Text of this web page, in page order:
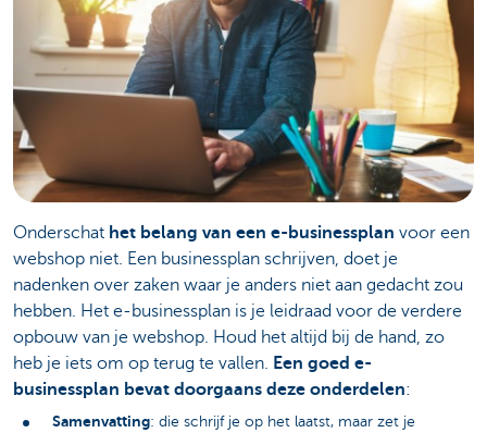
Onderschat het belang van een e-businessplan voor een
webshop niet. Een businessplan schrijven, doet je
nadenken over zaken waar je anders niet aan gedacht zou
hebben. Het e-businessplan is je leidraad voor de verdere
opbouw van je webshop. Houd het altijd bij de hand, zo
heb je iets om op terug te vallen. Een goed e-
businessplan bevat doorgaans deze onderdelen:
Samenvatting: die schrijf je op het laatst, maar zet je